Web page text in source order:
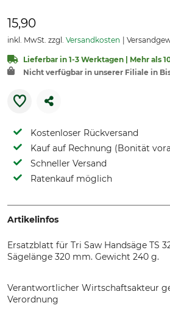
15,90
inkl. MwSt. zzgl. Versandkosten
Lieferbar in 1-3 Werktagen | Mehr als
Nicht verfügbar in unserer Filiale in
Kostenloser Rückversand
Kauf auf Rechnung (Bonität
Schneller Versand
Ratenkauf möglich
Artikelinfos
Ersatzblatt für Tri Saw Handsäge TS
Sägelänge 320 mm. Gewicht 240 g.
Verantwortlicher Wirtschaftsakteur
Verordnung